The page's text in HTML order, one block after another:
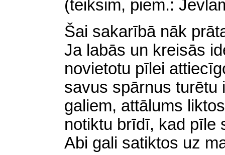
(teiksim, piem.:
Šai sakarībā nāk
Ja labās un kreisās
novietotu pīlei
savus spārnus turētu
galiem, attālums
notiktu brīdī, kad pīle
Abi gali satiktos uz